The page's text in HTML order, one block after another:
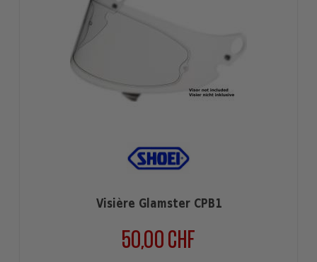
Visière Glamster CPB1
50,00 CHF